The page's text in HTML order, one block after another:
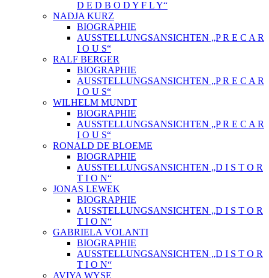
D E D B O D Y F L Y“
NADJA KURZ
BIOGRAPHIE
AUSSTELLUNGSANSICHTEN „P R E C A R
I O U S“
RALF BERGER
BIOGRAPHIE
AUSSTELLUNGSANSICHTEN „P R E C A R
I O U S“
WILHELM MUNDT
BIOGRAPHIE
AUSSTELLUNGSANSICHTEN „P R E C A R
I O U S“
RONALD DE BLOEME
BIOGRAPHIE
AUSSTELLUNGSANSICHTEN „D I S T O R
T I O N“
JONAS LEWEK
BIOGRAPHIE
AUSSTELLUNGSANSICHTEN „D I S T O R
T I O N“
GABRIELA VOLANTI
BIOGRAPHIE
AUSSTELLUNGSANSICHTEN „D I S T O R
T I O N“
AVIYA WYSE